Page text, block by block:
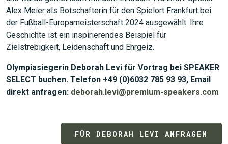
Alex Meier als Botschafterin für den Spielort Frankfurt bei
der Fußball-Europameisterschaft 2024 ausgewählt. Ihre
Geschichte ist ein inspirierendes Beispiel für
Zielstrebigkeit, Leidenschaft und Ehrgeiz.
Olympiasiegerin Deborah Levi für Vortrag bei SPEAKER
SELECT buchen. Telefon +49 (0)6032 785 93 93, Email
direkt anfragen: deborah.levi@premium-speakers.com
FÜR DEBORAH LEVI ANFRAGEN
JETZT SUCHEN